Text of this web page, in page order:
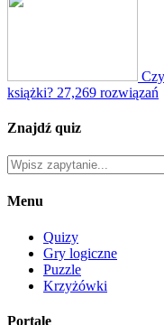
książki? 27,269 rozwiązań
Znajdź quiz
Menu
Quizy
Gry logiczne
Puzzle
Krzyżówki
Portale